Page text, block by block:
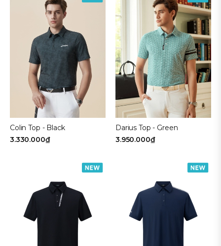
Colin Top - Black
3.330.000₫
Darius Top - Green
3.950.000₫